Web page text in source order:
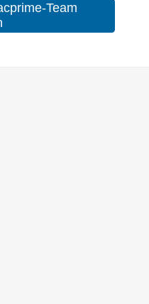
Team